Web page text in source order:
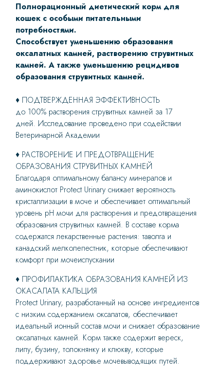
Полнорационный диетический корм для
кошек с особыми питательными
потребностями.
Способствует уменьшению образования
оксалатных камней, растворению струвитных
камней. А также уменьшению рецидивов
образования струвитных камней.
♦ ПОДТВЕРЖДЕННАЯ ЭФФЕКТИВНОСТЬ
до 100% растворения струвитных камней за 17
дней. Исследование проведено при содействии
Ветеринарной Академии
♦ РАСТВОРЕНИЕ И ПРЕДОТВРАЩЕНИЕ
ОБРАЗОВАНИЯ СТРУВИТНЫХ КАМНЕЙ
Благодаря оптимальному балансу минералов и
аминокислот Protect Urinary снижает вероятность
кристаллизации в моче и обеспечивает оптимальный
уровень pH мочи для растворения и предотвращения
образования струвитных камней. В составе корма
содержатся лекарственные растения: таволга и
канадский мелколепестник, которые обеспечивают
комфорт при мочеиспускании
♦ ПРОФИЛАКТИКА ОБРАЗОВАНИЯ КАМНЕЙ ИЗ
ОКАСАЛАТА КАЛЬЦИЯ
Protect Urinary, разработанный на основе ингредиентов
с низким содержанием оксалатов, обеспечивает
идеальный ионный состав мочи и снижает образование
оксалатных камней. Корм также содержит вереск,
липу, бузину, толокнянку и клюкву, которые
поддерживают здоровье мочевыводящих путей.